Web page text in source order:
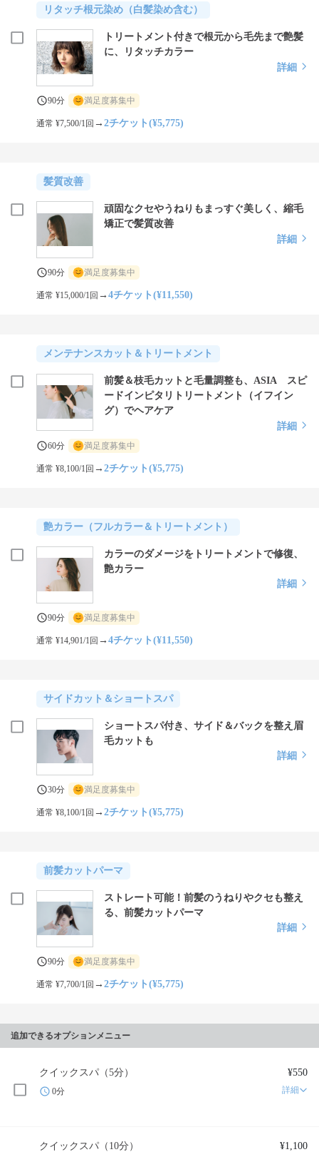
リタッチ根元染め（白髪染め含む）
トリートメント付きで根元から毛先まで艶髪
に、リタッチカラー
詳細
90分 満足度募集中
通常 ¥7,500/1回 →2チケット(¥5,775)
髪質改善
頑固なクセやうねりもまっすぐ美しく、縮毛
矯正で髪質改善
詳細
90分 満足度募集中
通常 ¥15,000/1回 →4チケット(¥11,550)
メンテナンスカット＆トリートメント
前髪＆枝毛カットと毛量調整も、ASIA スピ
ードインピタリトリートメント（イフイン
グ）でヘアケア
詳細
60分 満足度募集中
通常 ¥8,100/1回 →2チケット(¥5,775)
艶カラー（フルカラー＆トリートメント）
カラーのダメージをトリートメントで修復、
艶カラー
詳細
90分 満足度募集中
通常 ¥14,901/1回 →4チケット(¥11,550)
サイドカット＆ショートスパ
ショートスパ付き、サイド＆バックを整え眉
毛カットも
詳細
30分 満足度募集中
通常 ¥8,100/1回 →2チケット(¥5,775)
前髪カットパーマ
ストレート可能！前髪のうねりやクセも整え
る、前髪カットパーマ
詳細
90分 満足度募集中
通常 ¥7,700/1回 →2チケット(¥5,775)
追加できるオプションメニュー
クイックスパ（5分） ¥550
0分 詳細
クイックスパ（10分） ¥1,100